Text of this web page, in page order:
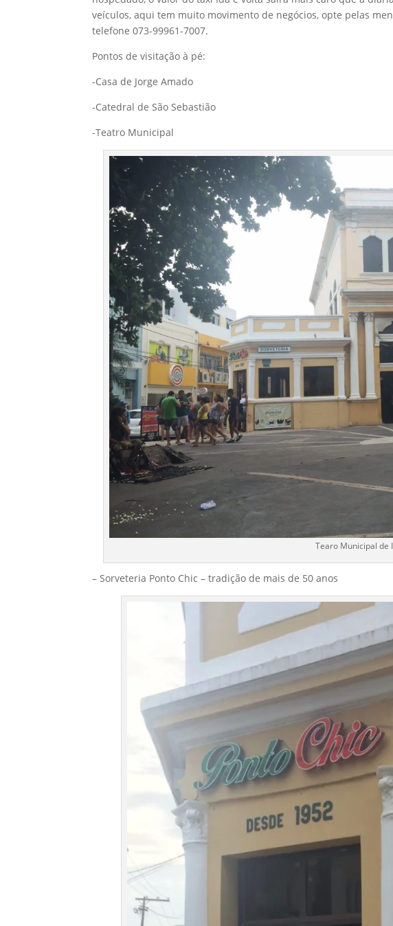
veículos, aqui tem muito movimento de negócios, opte pelas
telefone 073-99961-7007.
Pontos de visitação à pé:
-Casa de Jorge Amado
-Catedral de São Sebastião
-Teatro Municipal
Tearo Municipal de
– Sorveteria Ponto Chic – tradição de mais de 50 anos